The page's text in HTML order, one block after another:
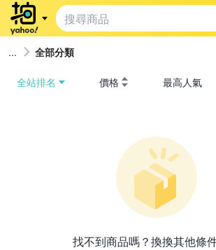
全部分類
全站排名 價格 最高人氣
找不到商品嗎？換換其他條